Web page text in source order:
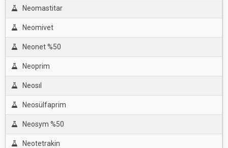
Neomastitar
Neomivet
Neonet %50
Neoprim
Neosıl
Neosülfaprim
Neosym %50
Neotetrakin